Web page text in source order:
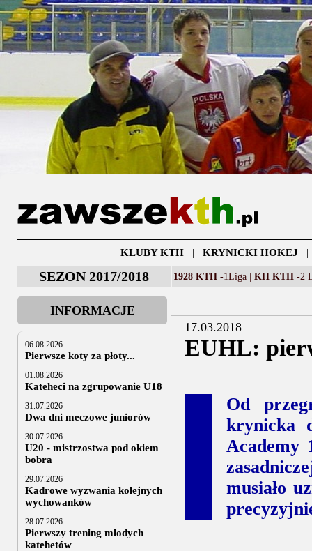
KLUBY KTH| KRYNICKI HOKEJ
SEZON 2017/2018 1928 KTH -1Liga | KH KTH -2
INFORMACJE
06.08.2026
Pierwsze koty za płoty...
01.08.2026
Kateheci na zgrupowanie U18
31.07.2026
Dwa dni meczowe juniorów
30.07.2026
U20 - mistrzostwa pod okiem
bobra
29.07.2026
Kadrowe wyzwania kolejnych
wychowanków
28.07.2026
Pierwszy trening młodych
katehetów
17.03.2018
EUHL:
Od
krynicka
Academy
musiało